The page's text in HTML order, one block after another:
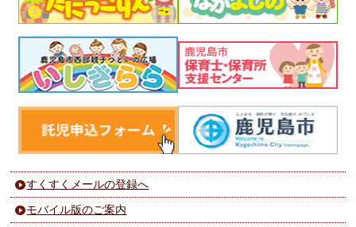
すくすくメールの登録へ
モバイル版のご案内